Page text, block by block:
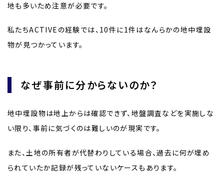
地も多いため注意が必要です。
私たちACTIVEの経験では、10件に1件はなんらかの地中埋設
物が見つかっています。
なぜ事前に分からないのか？
地中埋設物は地上からは確認できず、地盤調査などを実施しな
い限り、事前に気づくのは難しいのが現実です。
また、土地の所有者が代替わりしている場合、過去に何が埋め
られていたか記録が残っていないケースもあります。